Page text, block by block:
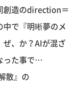
創造のdirection＝
で『明晰夢のメ
、か？AIが混ざ
った事で…
散』の